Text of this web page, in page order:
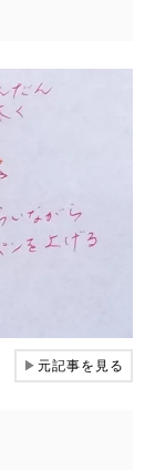
▶元記事を見る